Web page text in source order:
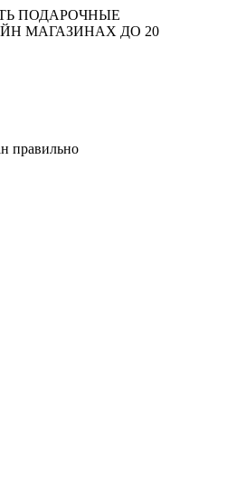
ПОДАРОЧНЫЕ
МАГАЗИНАХ ДО 20
правильно